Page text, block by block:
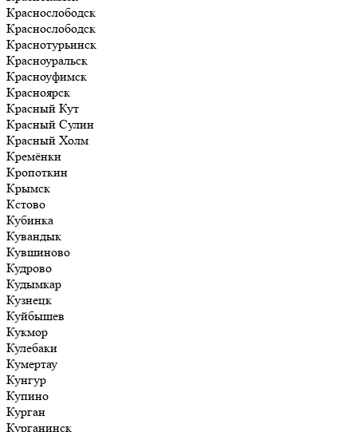
Краснослободск
Краснослободск
Краснотурьинск
Красноуральск
Красноуфимск
Красноярск
Красный Кут
Красный Сулин
Красный Холм
Кремёнки
Кропоткин
Крымск
Кстово
Кубинка
Кувандык
Кувшиново
Кудрово
Кудымкар
Кузнецк
Куйбышев
Кукмор
Кулебаки
Кумертау
Кунгур
Купино
Курган
Курганинск